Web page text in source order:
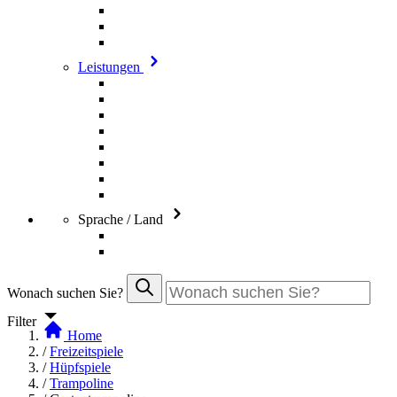
Leistungen
Sprache / Land
Wonach suchen Sie?
Filter
Home
/ Freizeitspiele
/ Hüpfspiele
/ Trampoline